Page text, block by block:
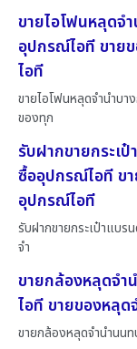
ขายไอโฟนหลุดจ
อุปกรณ์ไอที ขาย
ไอที
ขายไอโฟนหลุดจำนำบา
ของทุก
รับฝากขายกระเ
ซื้ออุปกรณ์ไอที ข
อุปกรณ์ไอที
รับฝากขายกระเป๋าแบร
จำ
ขายกล้องหลุดจำ
ไอที ขายของหลุ
ขายกล้องหลุดจำนำนนท